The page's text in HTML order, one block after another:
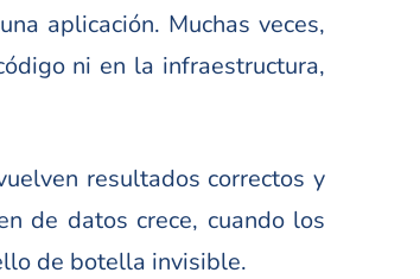
aplicación. Muchas veces,
ni en la infraestructura,
resultados correctos y
de datos crece, cuando los
de botella invisible.